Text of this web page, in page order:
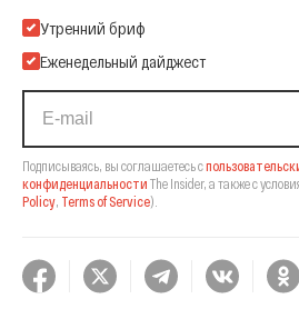
Подпишитесь на нашу Email-рассылку
Утренний бриф
Еженедельный дайджест
Подписываясь, вы соглашаетесь с
конфиденциальности The Insider, а также с
Policy, Terms of Service).